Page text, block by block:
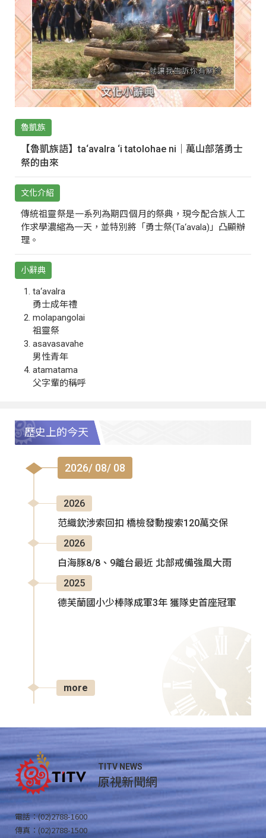
魯凱族
【魯凱族語】ta‘avalra ‘i tatolohae ni｜萬山部落勇士
祭的由來
文化介紹
傳統祖靈祭是一系列為期四個月的祭典，現今配合族人工
作求學濃縮為一天，並特別將「勇士祭(Ta‘avala)」凸顯辦
理。
小辭典
ta‘avalra
勇士成年禮
molapangolai
祖靈祭
asavasavahe
男性青年
atamatama
父字輩的稱呼
歷史上的今天
2026/ 08/ 08
2026
范織欽涉索回扣 橋檢發動搜索120萬交保
2026
白海豚8/8、9離台最近 北部戒備強風大雨
2025
德芙蘭國小少棒隊成軍3年 獲隊史首座冠軍
more
TITV NEWS
原視新聞網
電話：(02)2788-1600
傳真：(02)2788-1500